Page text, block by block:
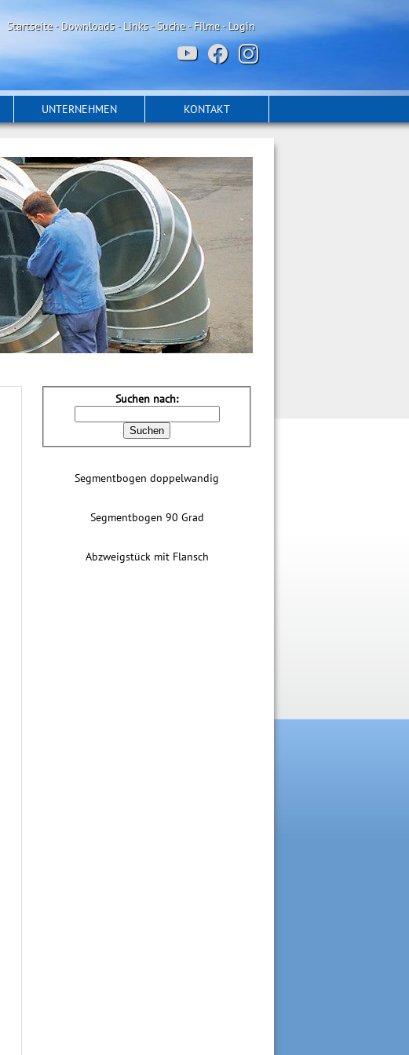
Startseite-Downloads-Links-Suche-Filme -Login
UNTERNEHMEN KONTAKT
Suchen nach:
Segmentbogen doppelwandig
Segmentbogen 90 Grad
Abzweigstück mit Flansch